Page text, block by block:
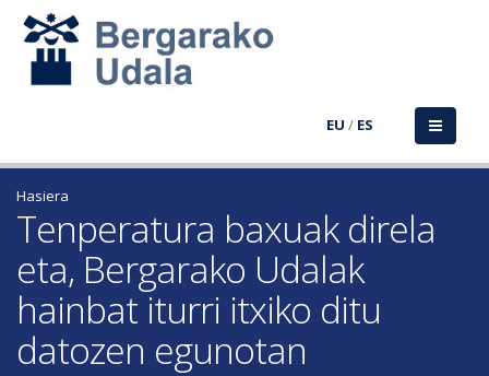
EU / ES
Hasiera
Tenperatura baxuak direla
eta, Bergarako Udalak
hainbat iturri itxiko ditu
datozen egunotan